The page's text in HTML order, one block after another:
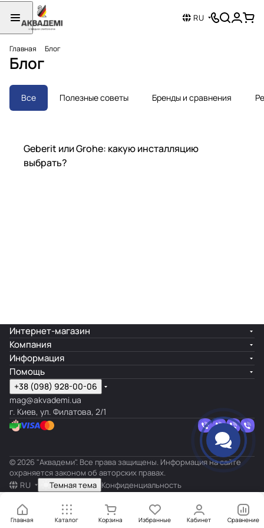
RU
Главная Блог
Блог
Все Полезные советы Бренды и сравнения
Бренды и сравнения
Geberit или Grohe: какую инсталляцию
выбрать?
Главная Каталог Корзина Избранные Кабинет Сравнение
Интернет-магазин
Компания
Информация
Помощь
+38 (098) 928-00-06
mag@akvademi.ua
г. Киев, ул. Филатова, 2/1
© 2026 "Аквадеми". Все права защищены. Информация на сайте
охраняется законом об авторских правах.
RU
Темная тема Конфиденциальность